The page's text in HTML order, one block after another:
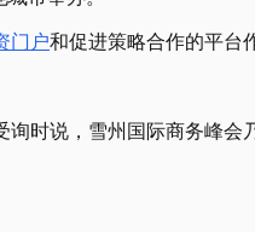
门户和促进策略合作的平台
询时说，雪州国际商务峰